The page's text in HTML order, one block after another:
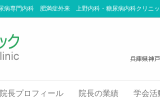
病専門内科 肥満症外来 上野内科・糖尿病内科クリニッ
院長プロフィール 院長の業績 学会活